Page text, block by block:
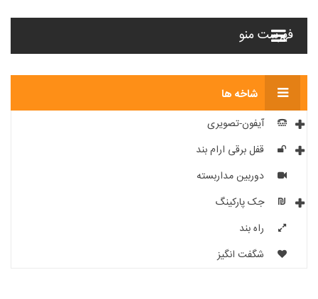
فهرست منو
شاخه ها
آیفون-تصویری
قفل برقی ارام بند
دوربین مداربسته
جک پارکینگ
راه بند
شگفت انگیز